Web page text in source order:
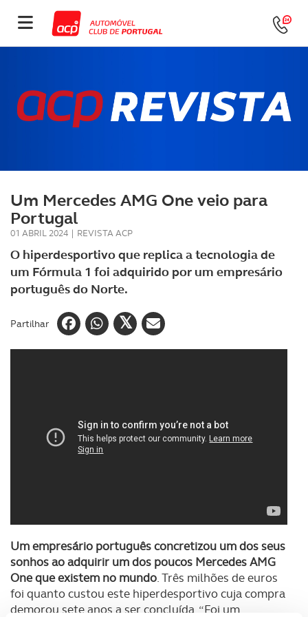
Um Mercedes AMG One veio para
Portugal
01 ABRIL 2024 | REVISTA ACP
O hiperdesportivo que replica a tecnologia de
um Fórmula 1 foi adquirido por um empresário
português do Norte.
Partilhar
Um empresário português concretizou um dos seus
sonhos ao adquirir um dos poucos Mercedes AMG
One que existem no mundo. Três milhões de euros
foi quanto custou este hiperdesportivo cuja compra
demorou sete anos a ser concluída. “Foi um